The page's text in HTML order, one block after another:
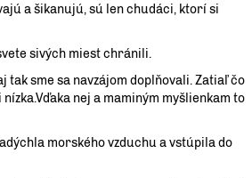
a šikanujú, sú len chudáci, ktorí si
sivých miest chránili.
sme sa navzájom doplňovali. Zatiaľ čo
nej a maminým myšlienkam to
morského vzduchu a vstúpila do